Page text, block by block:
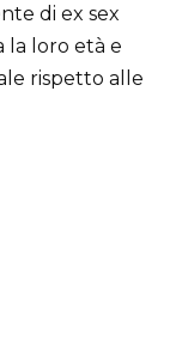
di ex sex
la loro età e
rispetto alle